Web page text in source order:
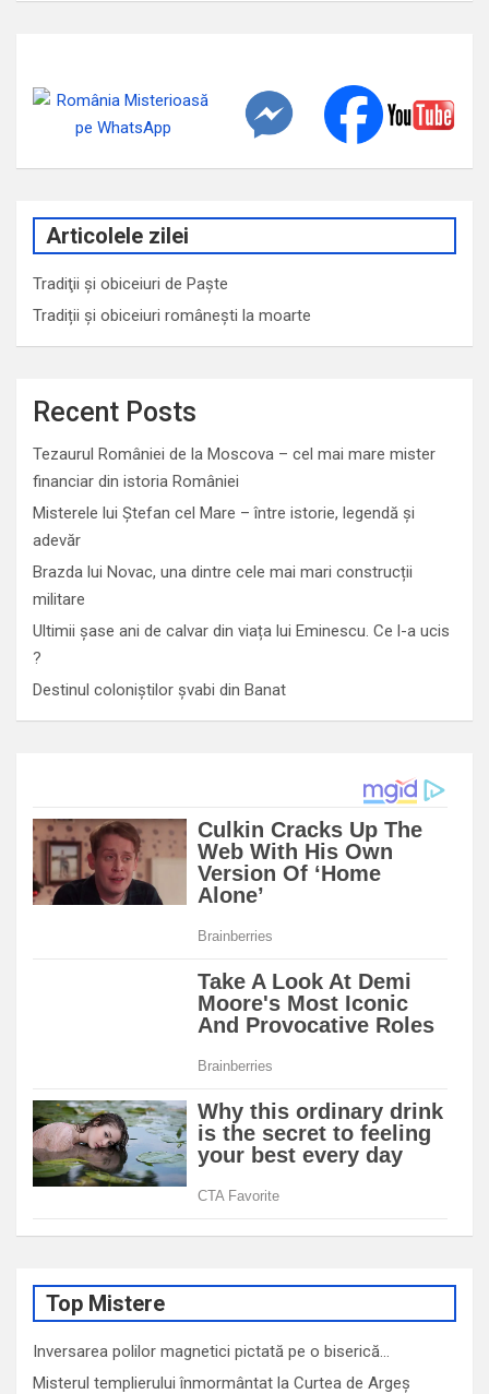
Articolele zilei
Tradiţii şi obiceiuri de Paşte
Tradiții și obiceiuri românești la moarte
Recent Posts
Tezaurul României de la Moscova – cel mai mare mister
financiar din istoria României
Misterele lui Ștefan cel Mare – între istorie, legendă și
adevăr
Brazda lui Novac, una dintre cele mai mari construcții
militare
Ultimii șase ani de calvar din viața lui Eminescu. Ce l-a ucis
?
Destinul coloniștilor șvabi din Banat
Top Mistere
Inversarea polilor magnetici pictată pe o biserică…
Misterul templierului înmormântat la Curtea de Argeș